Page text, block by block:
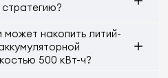
может накопить литий-
500 кВт-ч?